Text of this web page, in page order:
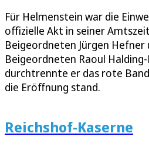
Für Helmenstein war die
offizielle Akt in seiner
Beigeordneten Jürgen Hefner
Beigeordneten Raoul
durchtrennte er das rote
die Eröffnung stand.
Reichshof-Kaserne